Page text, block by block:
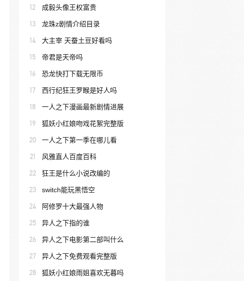
12 成毅头像王权富贵
13 龙珠z剧情介绍目录
14 大主宰 天蚕土豆好看吗
15 帝君是天帝吗
16 恐龙快打下载无限币
17 西行纪狂王罗睺是好人吗
18 一人之下漫画最新剧情进展
19 狐妖小红娘吻戏花絮完整版
20 一人之下第一季在哪儿看
21 风雅直人百度百科
22 狂王是什么小说改编的
23 switch能玩黑悟空
24 阿修罗十大最强人物
25 异人之下指的谁
26 异人之下电影第二部叫什么
27 异人之下免费观看完整版
28 狐妖小红娘雨姐喜欢无暮吗